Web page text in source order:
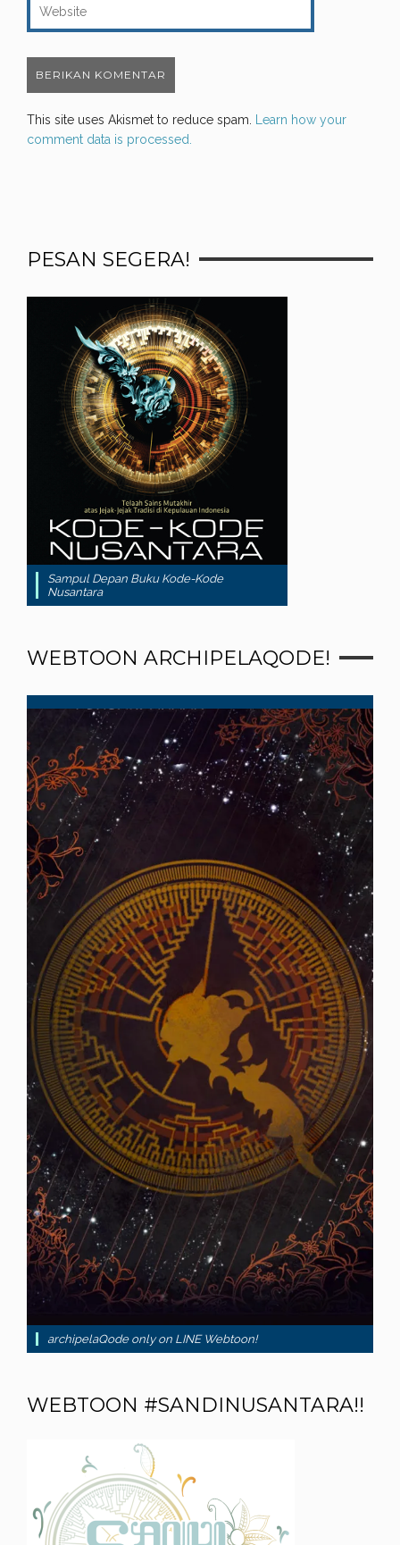
This site uses Akismet to reduce spam.
Learn how your
comment data is processed.
PESAN SEGERA!
Sampul Depan Buku Kode-Kode
Nusantara
WEBTOON ARCHIPELAQODE!
archipelaQode only on LINE Webtoon!
WEBTOON #SANDINUSANTARA!!